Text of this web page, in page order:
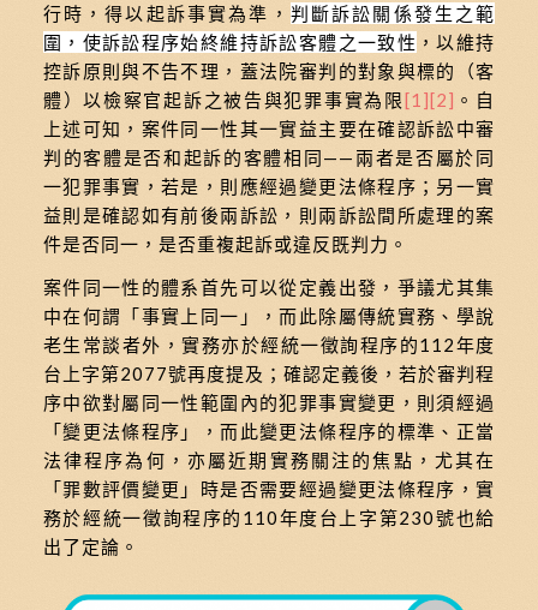
行時，得以起訴事實為準， 判斷訴訟關係發生之範
圍，使訴訟程序始終維持訴訟客體之一致性 ，以維持
控訴原則與不告不理，蓋法院審判的對象與標的（客
體）以檢察官起訴之被告與犯罪事實為限[1][2] 。自
上述可知，案件同一性其一實益主要在確認訴訟中審
判的客體是否和起訴的客體相同——兩者是否屬於同
一犯罪事實，若是，則應經過變更法條程序；另一實
益則是確認如有前後兩訴訟，則兩訴訟間所處理的案
件是否同一，是否重複起訴或違反既判力。
案件同一性的體系首先可以從定義出發，爭議尤其集
中在何謂「事實上同一」，而此除屬傳統實務、學說
老生常談者外，實務亦於經統一徵詢程序的112年度
台上字第2077號再度提及；確認定義後，若於審判程
序中欲對屬同一性範圍內的犯罪事實變更，則須經過
「變更法條程序」，而此變更法條程序的標準、正當
法律程序為何，亦屬近期實務關注的焦點，尤其在
「罪數評價變更」時是否需要經過變更法條程序，實
務於經統一徵詢程序的110年度台上字第230號也給
出了定論。